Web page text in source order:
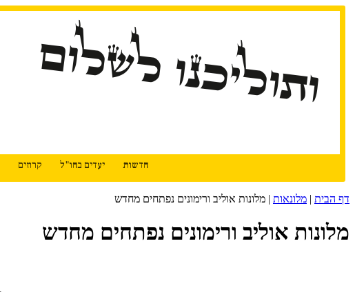
דלג
ותוליכנו לשלום
חדשות יעדים בחו"ל קרוזים
דף הבית | מלונאות | מלונות אוליב ורימונים נפתחים מחדש
מלונות אוליב ורימונים נפתחים מחדש